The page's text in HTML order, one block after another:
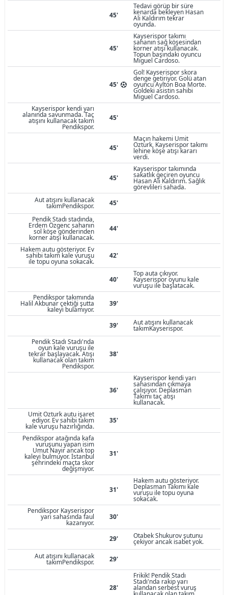
45'
Tedavi görüp bir süre
kenarda bekleyen Hasan
Ali Kaldırım tekrar
oyunda.
45'
Kayserispor takımı
sahanın sağ köşesindan
korner atışı kullanacak.
Topun başındaki oyuncu
Miguel Cardoso.
45'
Gol! Kayserispor skora
denge getiriyor. Golü atan
oyuncu Aylton Boa Morte.
Goldeki asistin sahibi
Miguel Cardoso.
Kayserispor kendi yarı
alanında savunmada. Taç
atışını kullanacak takım
Pendikspor.
45'
45'
Maçın hakemi Umit
Ozturk, Kayserispor takımı
lehine köşe atışı kararı
verdi.
45'
Kayserispor takımında
sakatlık geçiren oyuncu
Hasan Ali Kaldırım. Sağlık
görevlileri sahada.
Aut atışını kullanacak
takımPendikspor.
45'
Pendik Stadı stadında,
Erdem Özgenc sahanın
sol köşe gönderinden
korner atışı kullanacak.
44'
Hakem autu gösteriyor. Ev
sahibi takım kale vuruşu
ile topu oyuna sokacak.
42'
40'
Top auta çıkıyor.
Kayserispor oyunu kale
vuruşu ile başlatacak.
Pendikspor takımında
Halil Akbunar çektiği şutta
kaleyi bulamıyor.
39'
39' Aut atışını kullanacak
takımKayserispor.
Pendik Stadı Stadı'nda
oyun kale vuruşu ile
tekrar başlayacak. Atışı
kullanacak olan takım
Pendikspor.
38'
36'
Kayserispor kendi yarı
sahasından çıkmaya
çalışıyor. Deplasman
Takımı taç atışı
kullanacak.
Umit Ozturk autu işaret
ediyor. Ev sahibi takım
kale vuruşu hazırlığında.
35'
Pendikspor atağında kafa
vuruşunu yapan isim
Umut Nayir ancak top
kaleyi bulmuyor. İstanbul
şehrindeki maçta skor
değişmiyor.
31'
31'
Hakem autu gösteriyor.
Deplasman Takımı kale
vuruşu ile topu oyuna
sokacak.
Pendikspor Kayserispor
yarı sahasında faul
kazanıyor.
30'
29' Otabek Shukurov şutunu
çekiyor ancak isabet yok.
Aut atışını kullanacak
takımPendikspor. 29'
28'
Frikik! Pendik Stadı
Stadı'nda rakip yarı
alandan serbest vuruş